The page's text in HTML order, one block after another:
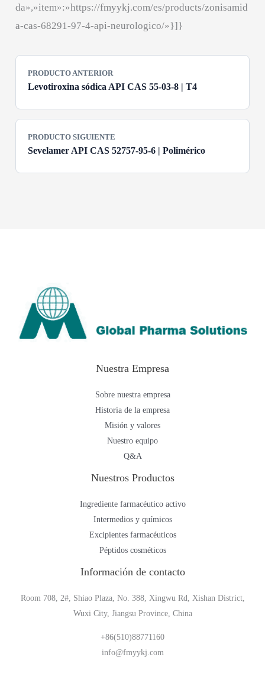
da»,»item»:»https://fmyykj.com/es/products/zonisamid
a-cas-68291-97-4-api-neurologico/»}]}
PRODUCTO ANTERIOR
Levotiroxina sódica API CAS 55-03-8 | T4
PRODUCTO SIGUIENTE
Sevelamer API CAS 52757-95-6 | Polimérico
Nuestra Empresa
Sobre nuestra empresa
Historia de la empresa
Misión y valores
Nuestro equipo
Q&A
Nuestros Productos
Ingrediente farmacéutico activo
Intermedios y químicos
Excipientes farmacéuticos
Péptidos cosméticos
Información de contacto
Room 708, 2#, Shiao Plaza, No. 388, Xingwu Rd, Xishan District,
Wuxi City, Jiangsu Province, China
+86(510)88771160
info@fmyykj.com